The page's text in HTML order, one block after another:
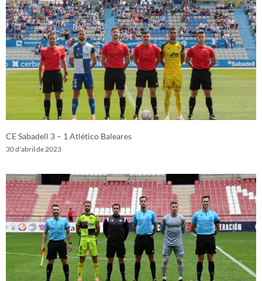
CE Sabadell 3 – 1 Atlético Baleares
30 d'abril de 2023